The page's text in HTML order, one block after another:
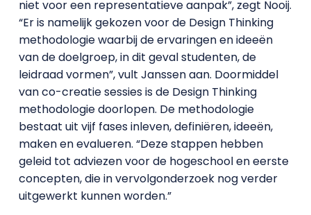
niet voor een representatieve aanpak”, zegt Nooij.
“Er is namelijk gekozen voor de Design Thinking
methodologie waarbij de ervaringen en ideeën
van de doelgroep, in dit geval studenten, de
leidraad vormen”, vult Janssen aan. Doormiddel
van co-creatie sessies is de Design Thinking
methodologie doorlopen. De methodologie
bestaat uit vijf fases inleven, definiëren, ideeën,
maken en evalueren. “Deze stappen hebben
geleid tot adviezen voor de hogeschool en eerste
concepten, die in vervolgonderzoek nog verder
uitgewerkt kunnen worden.”